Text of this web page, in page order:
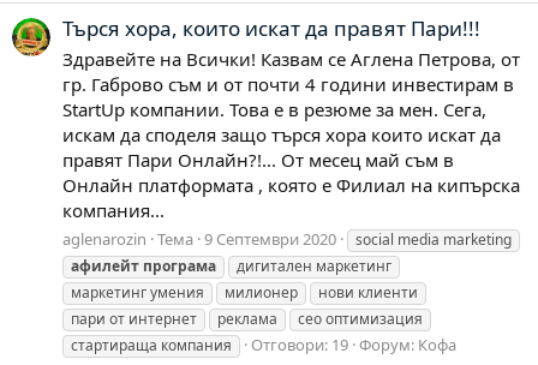
Търся хора, които искат да правят Пари!!!
Здравейте на Всички! Казвам се Аглена Петрова, от
гр. Габрово съм и от почти 4 години инвестирам в
StartUp компании. Това е в резюме за мен. Сега,
искам да споделя защо търся хора които искат да
правят Пари Онлайн?!... От месец май съм в
Онлайн платформата , която е Филиал на кипърска
компания...
aglenarozin Тема 9 Септември 2020
social media marketing
афилейт програма
дигитален маркетинг
маркетинг умения
милионер
нови клиенти
пари от интернет
реклама
сео оптимизация
стартираща компания
Отговори: 19 Форум: Кофа